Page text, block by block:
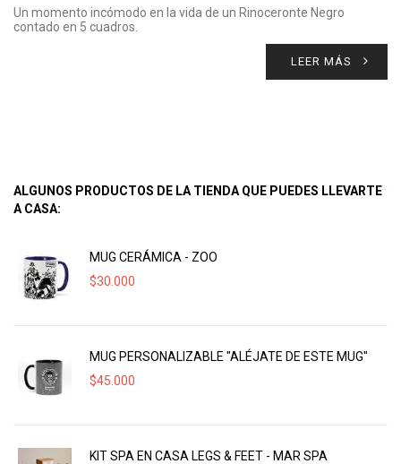
Un momento incómodo en la vida de un Rinoceronte Negro
contado en 5 cuadros.
LEER MÁS
ALGUNOS PRODUCTOS DE LA TIENDA QUE PUEDES LLEVARTE
A CASA:
MUG CERÁMICA - ZOO
$30.000
MUG PERSONALIZABLE "ALÉJATE DE ESTE MUG"
$45.000
KIT SPA EN CASA LEGS & FEET - MAR SPA